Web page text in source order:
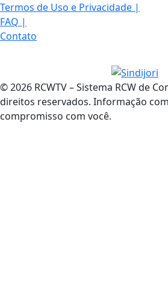
Termos de Uso e Privacidade |
FAQ |
Contato
© 2026 RCWTV – Sistema RCW de
direitos reservados. Informação
compromisso com você.